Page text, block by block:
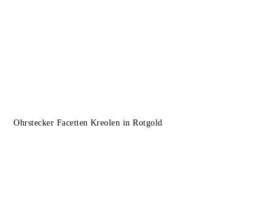
Ohrstecker Facetten Kreolen in Rotgold